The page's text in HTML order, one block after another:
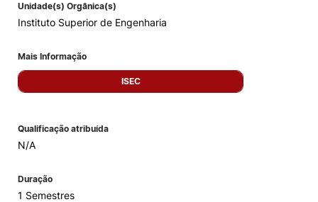
Unidade(s) Orgânica(s)
Instituto Superior de Engenharia
Mais Informação
ISEC
Qualificação atribuída
N/A
Duração
1 Semestres